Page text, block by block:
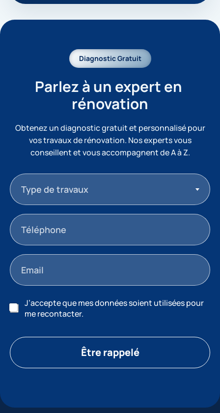
Diagnostic Gratuit
Parlez à un expert en
rénovation
Obtenez un diagnostic gratuit et personnalisé pour
vos travaux de rénovation. Nos experts vous
conseillent et vous accompagnent de A à Z.
Type de travaux
J’accepte que mes données soient utilisées pour
me recontacter.
Être rappelé